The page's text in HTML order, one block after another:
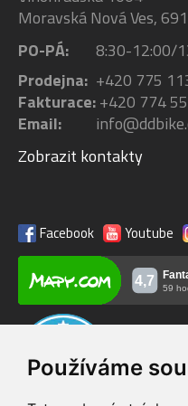
Používáme
Moravská Nová Ves,
PO-PÁ:
8:30-12:00/
Prodejna: +420 775
Fakturace:+420 774
Email:
Zobrazit kontakty
Facebook Youtube